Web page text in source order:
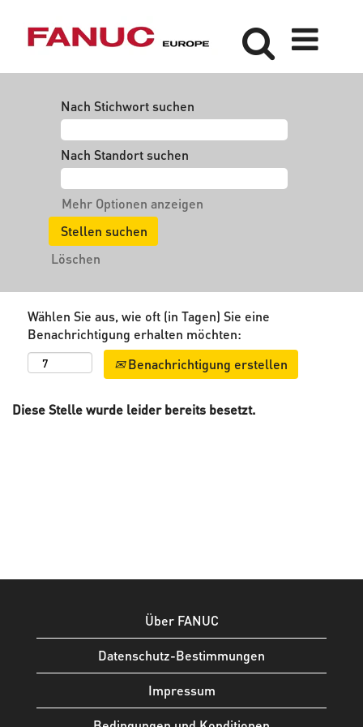
Nach Stichwort suchen
Nach Standort suchen
Mehr Optionen anzeigen
Löschen
Wählen Sie aus, wie oft (in Tagen) Sie eine
Benachrichtigung erhalten möchten:
Benachrichtigung erstellen
Diese Stelle wurde leider bereits besetzt.
Über FANUC
Datenschutz-Bestimmungen
Impressum